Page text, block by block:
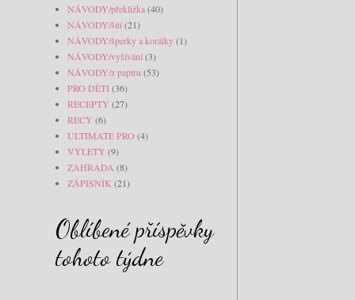
NÁVODY/překližka(40)
NÁVODY/šití(21)
NÁVODY/šperky a korálky(1)
NÁVODY/vyšívání(3)
NÁVODY/z papíru (53)
PRO DĚTI(36)
RECEPTY (27)
RECY (6)
ULTIMATE PRO (4)
VÝLETY (9)
ZAHRADA (8)
ZÁPISNÍK (21)
Oblíbené příspěvky
tohoto týdne